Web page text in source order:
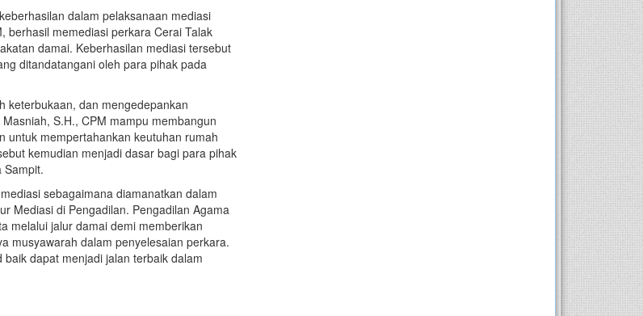
dalam pelaksanaan mediasi
berhasil memediasi perkara Cerai Talak
damai. Keberhasilan mediasi tersebut
ditandatangani oleh para pihak pada
keterbukaan, dan mengedepankan
S.H., CPM mampu membangun
untuk mempertahankan keutuhan rumah
kemudian menjadi dasar bagi para pihak
Sampit.
sebagaimana diamanatkan dalam
Mediasi di Pengadilan. Pengadilan Agama
melalui jalur damai demi memberikan
musyawarah dalam penyelesaian perkara.
dapat menjadi jalan terbaik dalam